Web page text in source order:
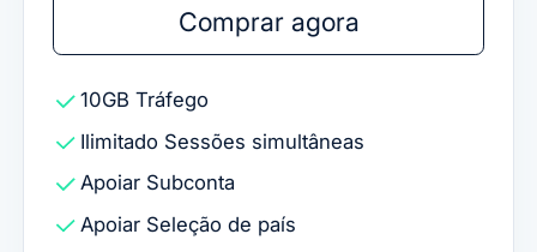
Comprar agora
10GB Tráfego
Ilimitado Sessões simultâneas
Apoiar Subconta
Apoiar Seleção de país